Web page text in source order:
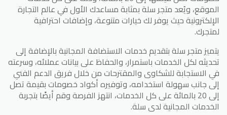
الموقع، ويُعد متجر سلة بمثابة مساعدك الأول في عالم التجارة
الإلكترونية حيث يوفر لك خيارات متنوعة، وإضافات احترافية
لمتجرك.
يتميز متجر سلة بتقديم خدمات الاستضافة المجانية بالإضافة إلى
تحديثه لكل الخدمات باستمرار، والحفاظ على بيانات عملائه، وسرعته
في الاستجابة للشكاوى والمقترحات من خلال فريق الدعم الفني
إلى جانب سهولة استخدامه، وتوفيره أكواد خصومات بقيمة تصل
إلى 20 بالمائة على كل الخدمات، انتهز الفرصة وقم أيضًا بتجربة
الخدمات المجانية لدى سلة.